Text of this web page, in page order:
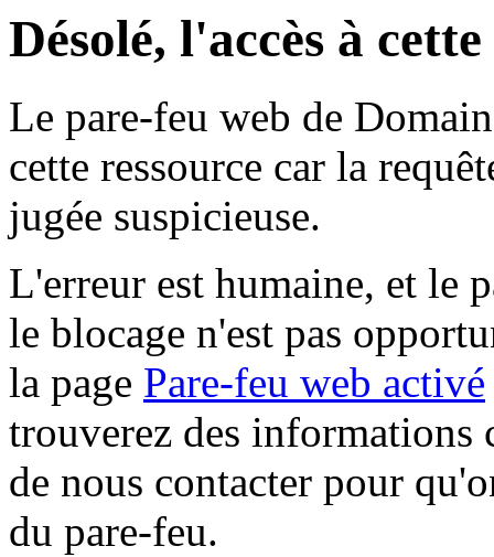
Désolé, l'accès à
Le pare-feu web de
cette ressource car la
jugée suspicieuse.
L'erreur est humaine, et le
le blocage n'est pas
la page Pare-feu web activé
trouverez des informations
de nous contacter pour
du pare-feu.